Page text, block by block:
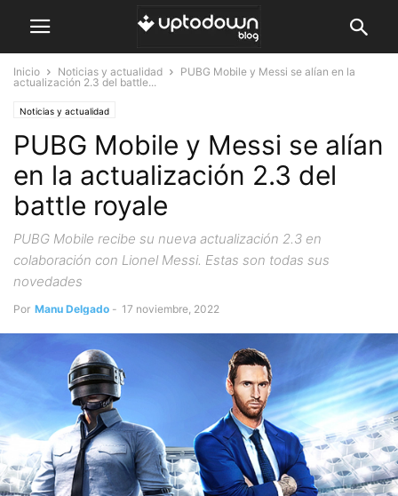
Inicio Noticias y actualidad
PUBG Mobile y Messi se alían en la
actualización 2.3 del battle...
Noticias y actualidad
PUBG Mobile y Messi se alían
en la actualización 2.3 del
battle royale
PUBG Mobile recibe su nueva actualización 2.3 en
colaboración con Lionel Messi. Estas son todas sus
novedades
Por Manu Delgado - 17 noviembre, 2022